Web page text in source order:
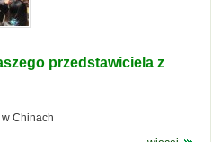
przedstawiciela z
w Chinach